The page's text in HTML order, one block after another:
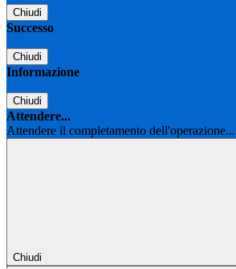
Chiudi
Successo
Chiudi
Informazione
Chiudi
Attendere...
Attendere il completamento dell'operazione...
Chiudi